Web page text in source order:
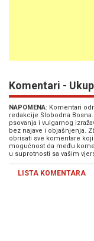
Komentari -
NAPOMENA: Komentari
redakcije Slobodna
psovanja i vulgarnog
bez najave i objašnjenja.
obrisati sve komentare
mogućnost da među
u suprotnosti sa vašim
LISTA KOMENTARA